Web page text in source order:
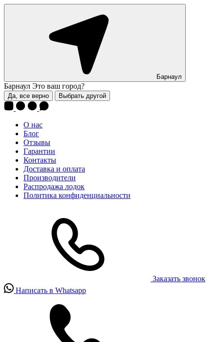
Барнаул
Барнаул Это ваш город?
Да, все верно Выбрать другой
О нас
Блог
Отзывы
Гарантии
Контакты
Доставка и оплата
Производители
Распродажа лодок
Политика конфиденциальности
Заказать звонок
Написать в Whatsapp